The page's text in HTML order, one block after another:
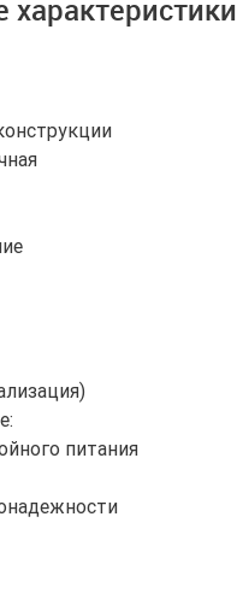
характеристики
питания